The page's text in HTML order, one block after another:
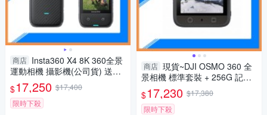
商店 Insta360 X4 8K 360全景
運動相機 攝影機(公司貨) 送原
廠硬殼包
$17,250 $17,400
限時下殺
商店 現貨~DJI OSMO 360 全
景相機 標準套裝 + 256G 記憶
卡 +CARE 二年版 (公司貨) 一
英寸 CMOS 8k50fps
$17,230 $17,380
限時下殺